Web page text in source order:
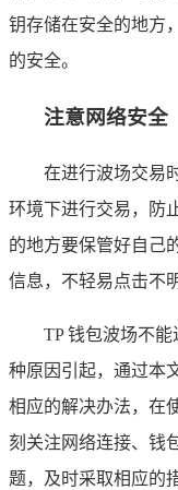
钥存储在安全的地方
的安全。
注意网络安全
在进行波场交易
环境下进行交易，防
的地方要保管好自己
信息，不轻易点击不
TP 钱包波场不
种原因引起，通过本
相应的解决办法，在
刻关注网络连接、钱
题，及时采取相应的